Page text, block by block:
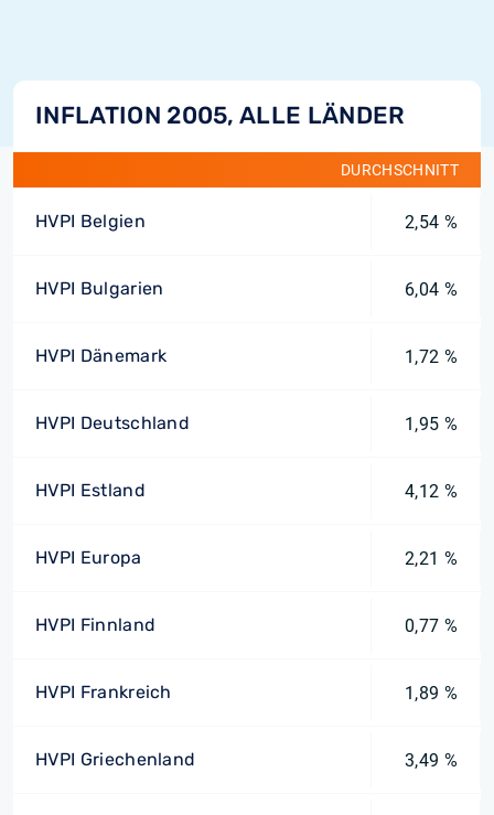
INFLATION 2005, ALLE LÄNDER
DURCHSCHNITT
HVPI Belgien 2,54 %
HVPI Bulgarien 6,04 %
HVPI Dänemark 1,72 %
HVPI Deutschland 1,95 %
HVPI Estland 4,12 %
HVPI Europa 2,21 %
HVPI Finnland 0,77 %
HVPI Frankreich 1,89 %
HVPI Griechenland 3,49 %